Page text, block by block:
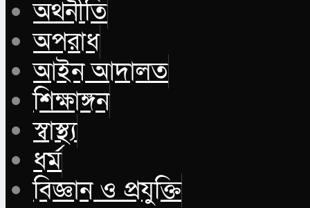
অর্থনীতি
অপরাধ
আইন আদালত
শিক্ষাঙ্গন
স্বাস্থ্য
ধর্ম
বিজ্ঞান ও প্রযুক্তি